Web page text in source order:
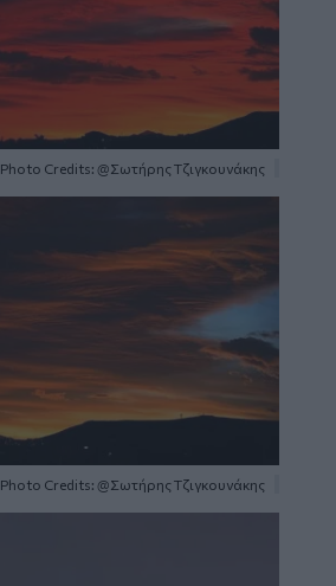
Photo Credits: @Σωτήρης Τζιγκουνάκης
Photo Credits: @Σωτήρης Τζιγκουνάκης